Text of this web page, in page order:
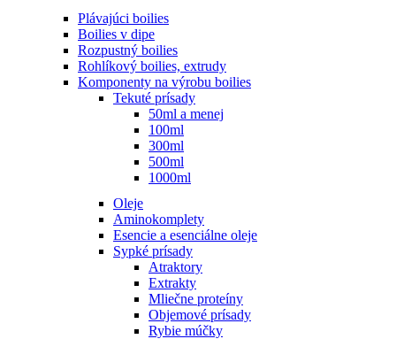
Plávajúci boilies
Boilies v dipe
Rozpustný boilies
Rohlíkový boilies, extrudy
Komponenty na výrobu boilies
Tekuté prísady
50ml a menej
100ml
300ml
500ml
1000ml
Oleje
Aminokomplety
Esencie a esenciálne oleje
Sypké prísady
Atraktory
Extrakty
Mliečne proteíny
Objemové prísady
Rybie múčky